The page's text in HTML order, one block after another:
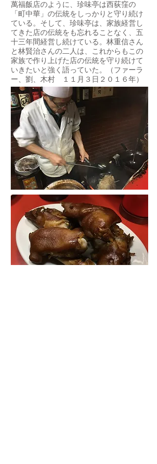
萬福飯店のように、珍味亭は西荻窪の
「町中華」の伝統をしっかりと守り続け
ている。そして、珍味亭は、家族経営し
てきた店の伝統をも忘れることなく、五
十三年間経営し続けている。林重信さん
と林賢治さんの二人は、これからもこの
家族で作り上げた店の伝統を守り続けて
いきたいと強く語っていた。（ファーラ
ー、劉、木村 １１月３日２０１６年）